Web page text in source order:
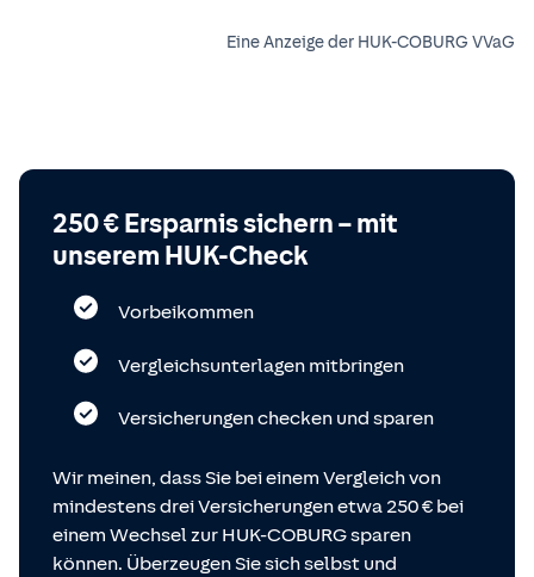
Eine Anzeige der HUK-COBURG VVaG
250 € Ersparnis sichern – mit
unserem HUK-Check
Vorbeikommen
Vergleichsunterlagen mitbringen
Versicherungen checken und sparen
Wir meinen, dass Sie bei einem Vergleich von
mindestens drei Versicherungen etwa 250 € bei
einem Wechsel zur HUK-COBURG sparen
können. Überzeugen Sie sich selbst und